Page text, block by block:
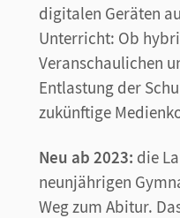
digitalen Geräten
Unterricht: Ob
Veranschaulichen
Entlastung der
zukünftige
Neu ab 2023: die
neunjährigen
Weg zum Abitur.